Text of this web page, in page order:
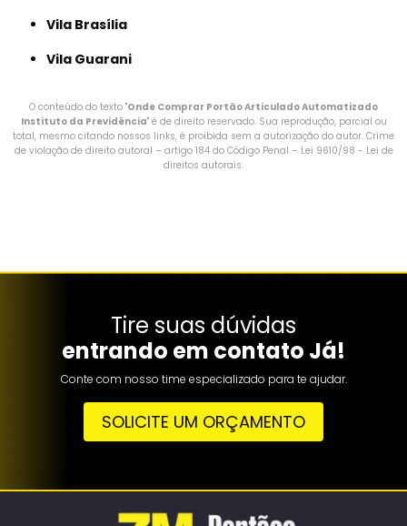
Vila Brasília
Vila Guarani
O conteúdo do texto "Onde Comprar Portão Articulado Automatizado
Instituto da Previdência" é de direito reservado. Sua reprodução, parcial ou
total, mesmo citando nossos links, é proibida sem a autorização do autor. Crime
de violação de direito autoral – artigo 184 do Código Penal – Lei 9610/98 - Lei de
direitos autorais.
Tire suas dúvidas
entrando em contato Já!
Conte com nosso time especializado para te ajudar.
SOLICITE UM ORÇAMENTO